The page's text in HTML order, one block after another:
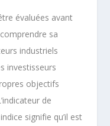
évaluées avant
comprendre sa
industriels
investisseurs
objectifs
de
signifie qu’il est